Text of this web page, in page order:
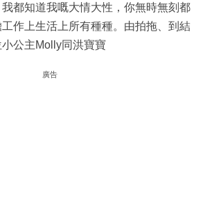
都知道我嘅大情大性，你無時無刻都
作上生活上所有種種。由拍拖、到結
公主Molly同洪寶寶
廣告